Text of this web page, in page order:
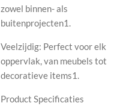
zowel binnen- als
buitenprojecten1.
Veelzijdig: Perfect voor elk
oppervlak, van meubels tot
decoratieve items1.
Product Specificaties